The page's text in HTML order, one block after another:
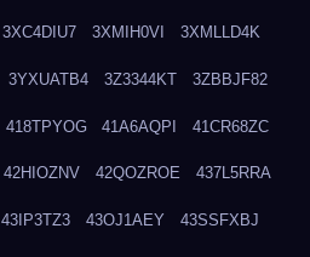
3XC4DIU7 3XMIH0VI 3XMLLD4K
3YXUATB4 3Z3344KT 3ZBBJF82
418TPYOG 41A6AQPI 41CR68ZC
42HIOZNV 42QOZROE 437L5RRA
43IP3TZ3 43OJ1AEY 43SSFXBJ